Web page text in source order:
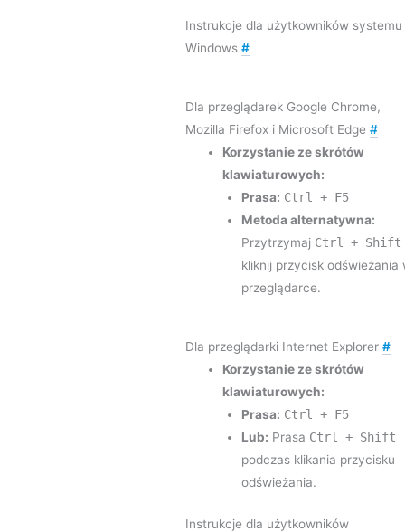
Instrukcje dla użytkowników systemu
Windows #
Dla przeglądarek Google Chrome,
Mozilla Firefox i Microsoft Edge #
Korzystanie ze skrótów
klawiaturowych:
Prasa: Ctrl + F5
Metoda alternatywna:
Przytrzymaj Ctrl + Shift
kliknij przycisk odświeżania
przeglądarce.
Dla przeglądarki Internet Explorer #
Korzystanie ze skrótów
klawiaturowych:
Prasa: Ctrl + F5
Lub: Prasa Ctrl + Shift
podczas klikania przycisku
odświeżania.
Instrukcje dla użytkowników